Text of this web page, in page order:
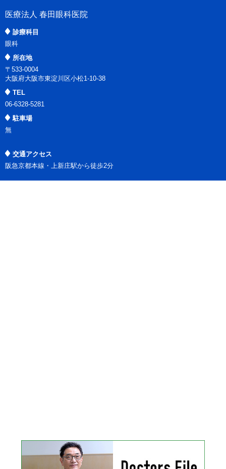
医療法人 春田眼科医院
診療科目
眼科
所在地
〒533-0004
大阪府大阪市東淀川区小松1-10-38
TEL
06-6328-5281
駐車場
無
交通アクセス
阪急京都本線・上新庄駅から徒歩2分